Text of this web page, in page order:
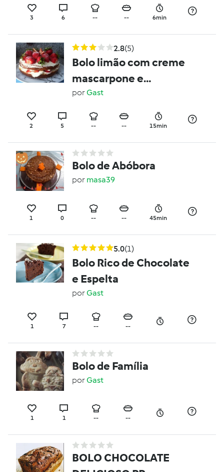
3 6 -- -- 6min
2.8(5)
Bolo limão com creme
mascarpone e
morangos
porGast
2 5 -- -- 15min
Bolo de Abóbora
por masa39
1 0 -- -- 45min
5.0(1)
Bolo Rico de Chocolate
e Espelta
porGast
1 7 -- --
Bolo de Família
porGast
1 1 -- --
BOLO CHOCOLATE